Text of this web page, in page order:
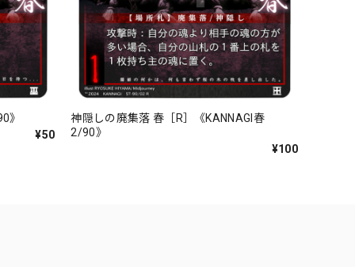
》
¥50
神隠しの廃集落 春［R］《KANNAGI春
2/90》
¥100